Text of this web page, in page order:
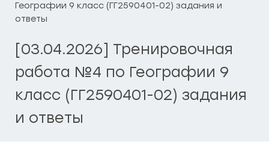
Географии 9 класс (ГГ2590401-02) задания и
ответы
[03.04.2026] Тренировочная
работа №4 по Географии 9
класс (ГГ2590401-02) задания
и ответы